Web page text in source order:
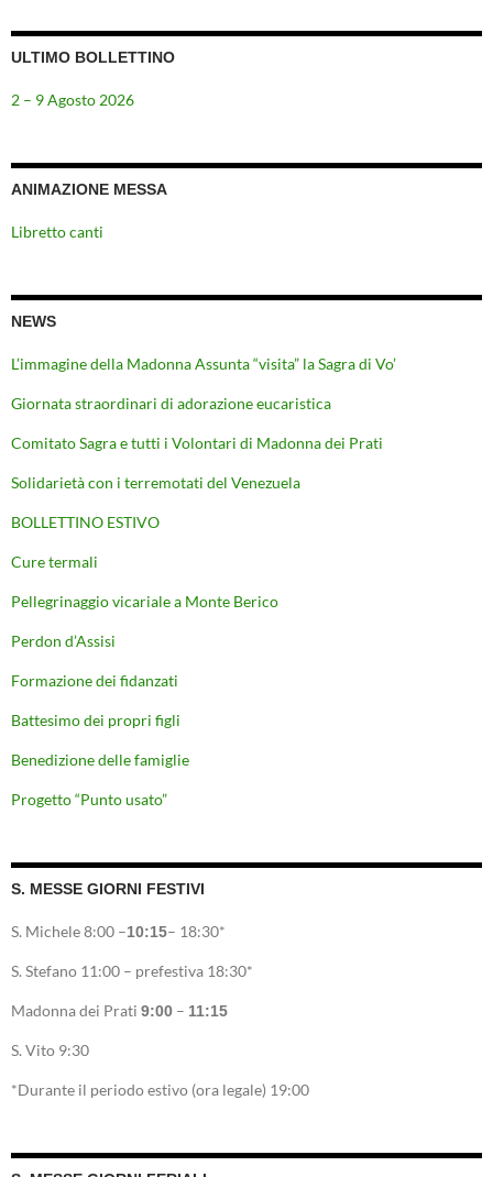
ULTIMO BOLLETTINO
2 – 9 Agosto 2026
ANIMAZIONE MESSA
Libretto canti
NEWS
L’immagine della Madonna Assunta “visita” la Sagra di Vo’
Giornata straordinari di adorazione eucaristica
Comitato Sagra e tutti i Volontari di Madonna dei Prati
Solidarietà con i terremotati del Venezuela
BOLLETTINO ESTIVO
Cure termali
Pellegrinaggio vicariale a Monte Berico
Perdon d’Assisi
Formazione dei fidanzati
Battesimo dei propri figli
Benedizione delle famiglie
Progetto “Punto usato”
S. MESSE GIORNI FESTIVI
S. Michele 8:00 –10:15– 18:30*
S. Stefano 11:00 – prefestiva 18:30*
Madonna dei Prati 9:00 – 11:15
S. Vito 9:30
*Durante il periodo estivo (ora legale) 19:00